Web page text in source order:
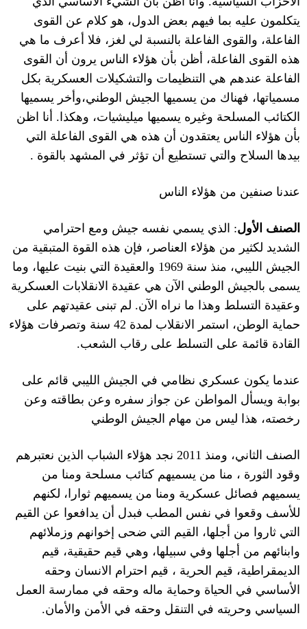
يتكلمون عليه بما فيهم بعض الدول، هو كلام عن القوى
الفاعلة، والقوى الفاعلة بالنسبة لي لغز، فلا أعرف ما هي
هذه القوى الفاعلة، أظن بأن هؤلاء الناس يرون أن القوى
الفاعلة عندهم هي التنظيمات والتشكيلات العسكرية بكل
مسمياتها، فهناك من يسميها الجيش الوطني،وأخر يسميها
الكتائب المسلحة وغيره يسميها ميليشيات، وهكذا . أنا اظن
بأن هؤلاء الناس يعتقدون أن هذه هي القوى الفاعلة التي
بيدها السلاح والتي تستطيع أن تؤثر في المشهد بالقوة .
عندنا صنفين من هؤلاء الناس
الصنف الأول: الذي يسمي نفسه جيش ومع احترامي
الشديد لكثير من هؤلاء العناصر، فإن هذه القوة المتبقية من
الجيش الليبي، منذ سنة 1969 والعقيدة التي بنيت عليها، وما
يسمى بالجيش الوطني الآن هي عقيدة الانقلابات العسكرية
وعقيدة التسلط وهذا ما نراه الآن. لم تبنى عقيدتهم على
حماية الوطن، استمر الانقلاب لمدة 42 سنة وتصرفات هؤلاء
القادة قائمة على التسلط على رقاب الشعب.
عندما يكون عسكري نظامي في الجيش الليبي قائم على
بوابة ويسأل المواطن عن جواز سفره وعن بطاقته وعن
رخصته، هذا ليس من مهام الجيش الوطني
الصنف الثاني، ومنذ 2011 نجد
هؤلاء الشباب الذين نعتبرهم
وقود الثورة ، منا من يسميهم كتائب مسلحة ومنا من
يسميهم فصائل عسكرية ومنا من يسميهم ثوارا، لكنهم
للأسف وقعوا في نفس المطب فبدل أن يدافعوا عن القيم
التي ثاروا من أجلها، القيم التي ضحى إخوانهم وزملائهم
وابنائهم من أجلها وفي سبيلها، وهي قيم حقيقية، قيم
الديمقراطية، قيم الحرية ، قيم احترام الانسان وحقه
الأساسي في الحياة وحماية ماله وحقه في ممارسة العمل
السياسي وحريته في التنقل وحقه في الأمن والأمان.